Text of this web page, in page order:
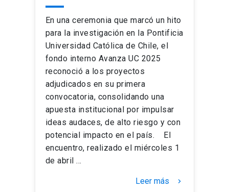
En una ceremonia que marcó un hito
para la investigación en la Pontificia
Universidad Católica de Chile, el
fondo interno Avanza UC 2025
reconoció a los proyectos
adjudicados en su primera
convocatoria, consolidando una
apuesta institucional por impulsar
ideas audaces, de alto riesgo y con
potencial impacto en el país. El
encuentro, realizado el miércoles 1
de abril …
Leer más keyboard_arrow_right